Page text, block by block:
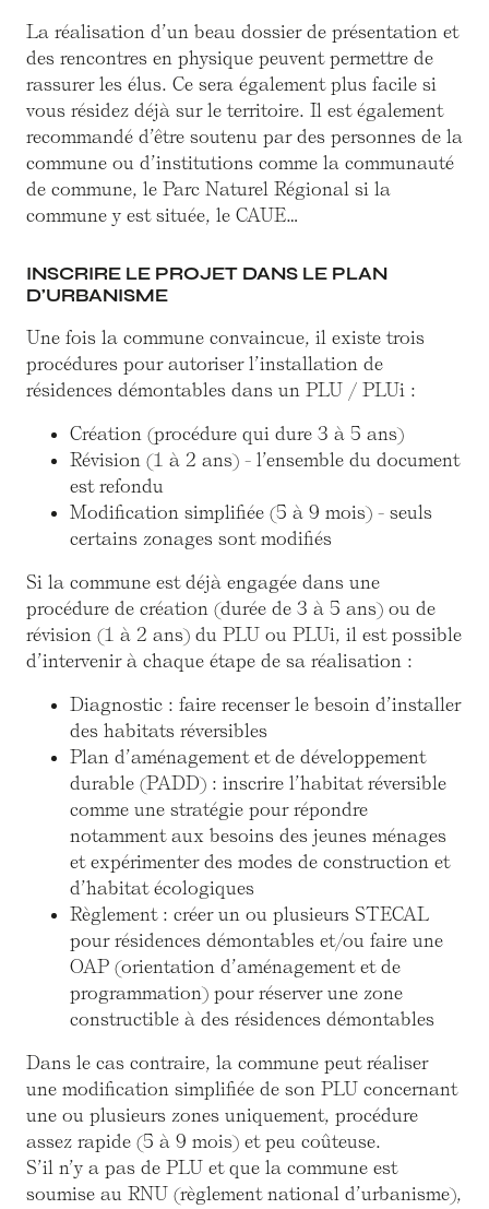
La réalisation d’un beau dossier de présentation et
des rencontres en physique peuvent permettre de
rassurer les élus. Ce sera également plus facile si
vous résidez déjà sur le territoire. Il est également
recommandé d’être soutenu par des personnes de la
commune ou d’institutions comme la communauté
de commune, le Parc Naturel Régional si la
commune y est située, le CAUE…
INSCRIRE LE PROJET DANS LE PLAN
D’URBANISME
Une fois la commune convaincue, il existe trois
procédures pour autoriser l’installation de
résidences démontables dans un PLU / PLUi :
Création (procédure qui dure 3 à 5 ans)
Révision (1 à 2 ans) - l’ensemble du document
est refondu
Modification simplifiée (5 à 9 mois) - seuls
certains zonages sont modifiés
Si la commune est déjà engagée dans une
procédure de création (durée de 3 à 5 ans) ou de
révision (1 à 2 ans) du PLU ou PLUi, il est possible
d’intervenir à chaque étape de sa réalisation :
Diagnostic : faire recenser le besoin d’installer
des habitats réversibles
Plan d’aménagement et de développement
durable (PADD) : inscrire l’habitat réversible
comme une stratégie pour répondre
notamment aux besoins des jeunes ménages
et expérimenter des modes de construction et
d’habitat écologiques
Règlement : créer un ou plusieurs STECAL
pour résidences démontables et/ou faire une
OAP (orientation d’aménagement et de
programmation) pour réserver une zone
constructible à des résidences démontables
Dans le cas contraire, la commune peut réaliser
une modification simplifiée de son PLU concernant
une ou plusieurs zones uniquement, procédure
assez rapide (5 à 9 mois) et peu coûteuse.
S’il n’y a pas de PLU et que la commune est
soumise au RNU (règlement national d’urbanisme),